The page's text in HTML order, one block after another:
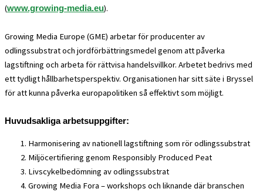
(www.growing-media.eu).
Growing Media Europe (GME) arbetar för producenter av
odlingssubstrat och jordförbättringsmedel genom att påverka
lagstiftning och arbeta för rättvisa handelsvillkor. Arbetet bedrivs med
ett tydligt hållbarhetsperspektiv. Organisationen har sitt säte i Bryssel
för att kunna påverka europapolitiken så effektivt som möjligt.
Huvudsakliga arbetsuppgifter:
Harmonisering av nationell lagstiftning som rör odlingssubstrat
Miljöcertifiering genom Responsibly Produced Peat
Livscykelbedömning av odlingssubstrat
Growing Media Fora – workshops och liknande där branschen